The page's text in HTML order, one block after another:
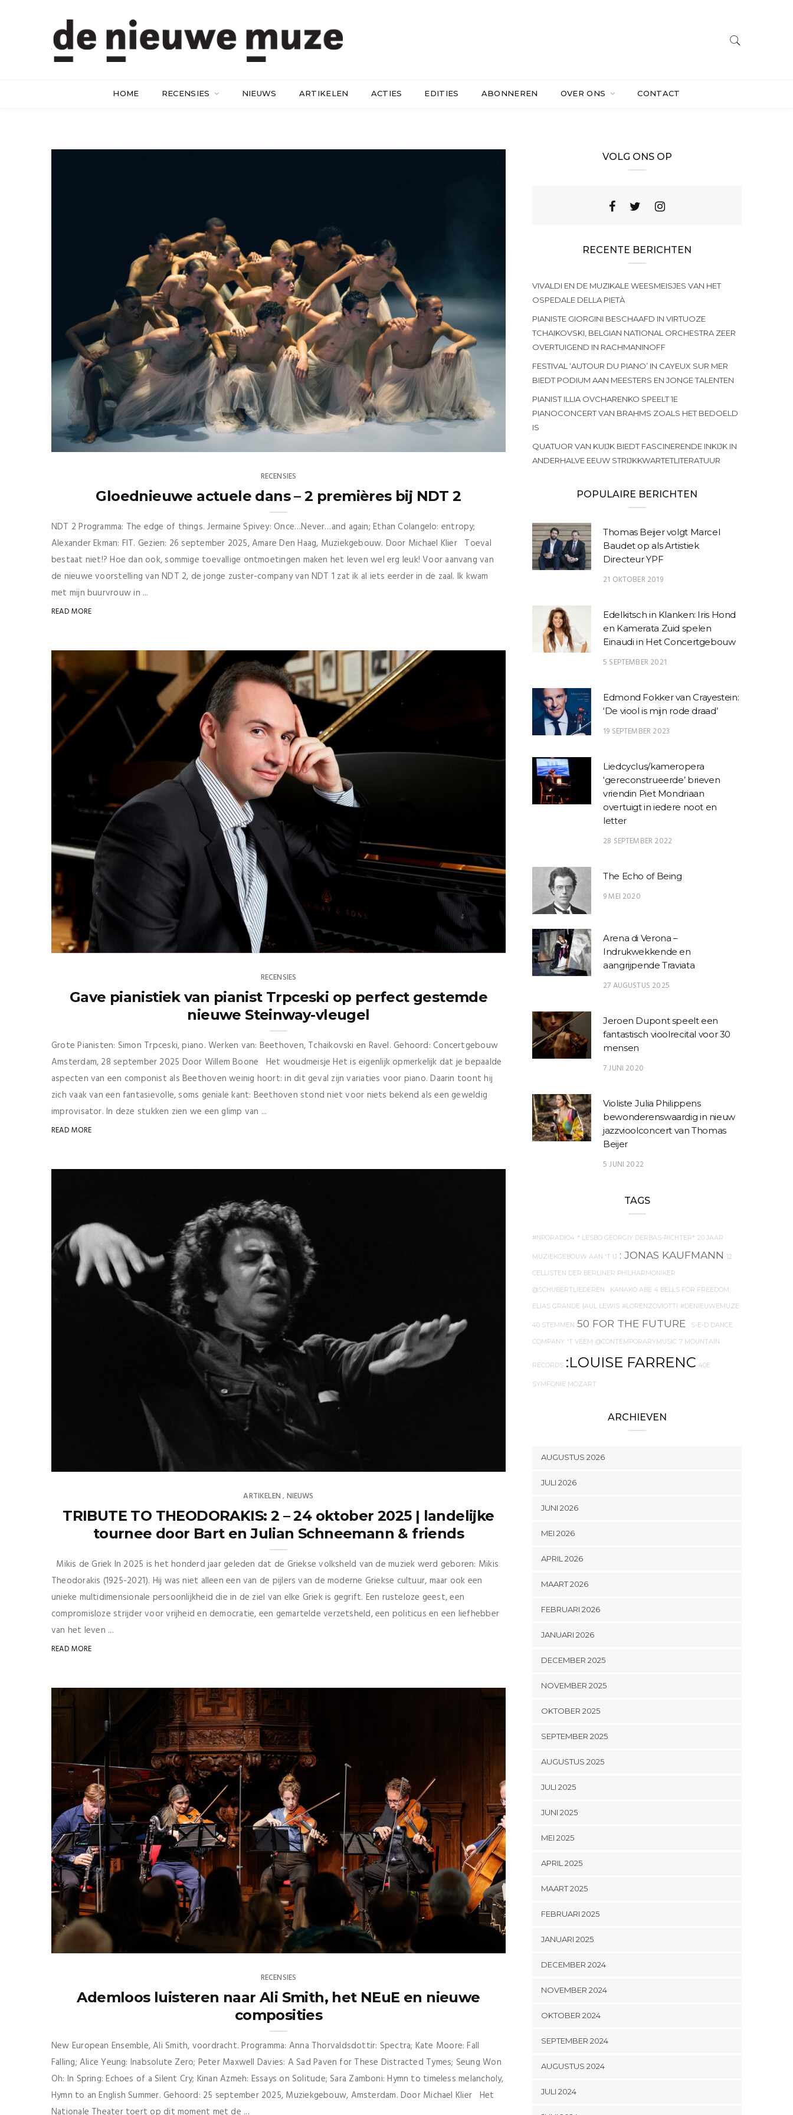
HOME RECENSIES NIEUWS ARTIKELEN ACTIES EDITIES ABONNEREN OVER ONS CONTACT
RECENSIES
Gloednieuwe actuele dans – 2 premières bij NDT 2
NDT 2 Programma: The edge of things. Jermaine Spivey: Once…Never…and again; Ethan Colangelo: entropy;
Alexander Ekman: FIT. Gezien: 26 september 2025, Amare Den Haag, Muziekgebouw. Door Michael Klier Toeval
bestaat niet!? Hoe dan ook, sommige toevallige ontmoetingen maken het leven wel erg leuk! Voor aanvang van
de nieuwe voorstelling van NDT 2, de jonge zuster-company van NDT 1 zat ik al iets eerder in de zaal. Ik kwam
met mijn buurvrouw in ...
READ MORE
RECENSIES
Gave pianistiek van pianist Trpceski op perfect gestemde
nieuwe Steinway-vleugel
Grote Pianisten: Simon Trpceski, piano. Werken van: Beethoven, Tchaikovski en Ravel. Gehoord: Concertgebouw
Amsterdam, 28 september 2025 Door Willem Boone Het woudmeisje Het is eigenlijk opmerkelijk dat je bepaalde
aspecten van een componist als Beethoven weinig hoort: in dit geval zijn variaties voor piano. Daarin toont hij
zich vaak van een fantasievolle, soms geniale kant: Beethoven stond niet voor niets bekend als een geweldig
improvisator. In deze stukken zien we een glimp van ...
READ MORE
ARTIKELEN , NIEUWS
TRIBUTE TO THEODORAKIS: 2 – 24 oktober 2025 | landelijke
tournee door Bart en Julian Schneemann & friends
Mikis de Griek In 2025 is het honderd jaar geleden dat de Griekse volksheld van de muziek werd geboren: Mikis
Theodorakis (1925-2021). Hij was niet alleen een van de pijlers van de moderne Griekse cultuur, maar ook een
unieke multidimensionale persoonlijkheid die in de ziel van elke Griek is gegrift. Een rusteloze geest, een
compromisloze strijder voor vrijheid en democratie, een gemartelde verzetsheld, een politicus en een liefhebber
van het leven ...
READ MORE
RECENSIES
Ademloos luisteren naar Ali Smith, het NEuE en nieuwe
composities
New European Ensemble, Ali Smith, voordracht. Programma: Anna Thorvaldsdottir: Spectra; Kate Moore: Fall
Falling; Alice Yeung: Inabsolute Zero; Peter Maxwell Davies: A Sad Paven for These Distracted Tymes; Seung Won
Oh: In Spring: Echoes of a Silent Cry; Kinan Azmeh: Essays on Solitude; Sara Zamboni: Hymn to timeless melancholy,
Hymn to an English Summer. Gehoord: 25 september 2025, Muziekgebouw, Amsterdam. Door Michael Klier Het
Nationale Theater toert op dit moment met de ...
VOLG ONS OP
RECENTE BERICHTEN
VIVALDI EN DE MUZIKALE WEESMEISJES VAN HET
OSPEDALE DELLA PIETÀ
PIANISTE GIORGINI BESCHAAFD IN VIRTUOZE
TCHAIKOVSKI, BELGIAN NATIONAL ORCHESTRA ZEER
OVERTUIGEND IN RACHMANINOFF
FESTIVAL ‘AUTOUR DU PIANO’ IN CAYEUX SUR MER
BIEDT PODIUM AAN MEESTERS EN JONGE TALENTEN
PIANIST ILLIA OVCHARENKO SPEELT 1E
PIANOCONCERT VAN BRAHMS ZOALS HET BEDOELD
IS
QUATUOR VAN KUIJK BIEDT FASCINERENDE INKIJK IN
ANDERHALVE EEUW STRIJKKWARTETLITERATUUR
POPULAIRE BERICHTEN
Thomas Beijer volgt Marcel
Baudet op als Artistiek
Directeur YPF
21 OKTOBER 2019
Edelkitsch in Klanken: Iris Hond
en Kamerata Zuid spelen
Einaudi in Het Concertgebouw
5 SEPTEMBER 2021
Edmond Fokker van Crayestein:
‘De viool is mijn rode draad’
19 SEPTEMBER 2023
Liedcyclus/kameropera
‘gereconstrueerde’ brieven
vriendin Piet Mondriaan
overtuigt in iedere noot en
letter
28 SEPTEMBER 2022
The Echo of Being
9 MEI 2020
Arena di Verona –
Indrukwekkende en
aangrijpende Traviata
27 AUGUSTUS 2025
Jeroen Dupont speelt een
fantastisch vioolrecital voor 30
mensen
7 JUNI 2020
Violiste Julia Philippens
bewonderenswaardig in nieuw
jazzvioolconcert van Thomas
Beijer
5 JUNI 2022
TAGS
#NPORADIO4 * LESBO GEORGIY DERBAS-RICHTER* 20 JAAR
MUZIEKGEBOUW AAN 'T IJ : JONAS KAUFMANN 12
CELLISTEN DER BERLINER PHILHARMONIKER
@SCHUBERTLIEDEREN . KANAKO ABE 4 BELLS FOR FREEDOM
ELIAS GRANDE {AUL LEWIS #LORENZOVIOTTI #DENIEUWEMUZE
40 STEMMEN 50 FOR THE FUTURE . S-E-D DANCE
COMPANY 'T VEEM @CONTEMPORARYMUSIC 7 MOUNTAIN
RECORDS :LOUISE FARRENC 40E
SYMFONIE MOZART
ARCHIEVEN
AUGUSTUS 2026
JULI 2026
JUNI 2026
MEI 2026
APRIL 2026
MAART 2026
FEBRUARI 2026
JANUARI 2026
DECEMBER 2025
NOVEMBER 2025
OKTOBER 2025
SEPTEMBER 2025
AUGUSTUS 2025
JULI 2025
JUNI 2025
MEI 2025
APRIL 2025
MAART 2025
FEBRUARI 2025
JANUARI 2025
DECEMBER 2024
NOVEMBER 2024
OKTOBER 2024
SEPTEMBER 2024
AUGUSTUS 2024
JULI 2024